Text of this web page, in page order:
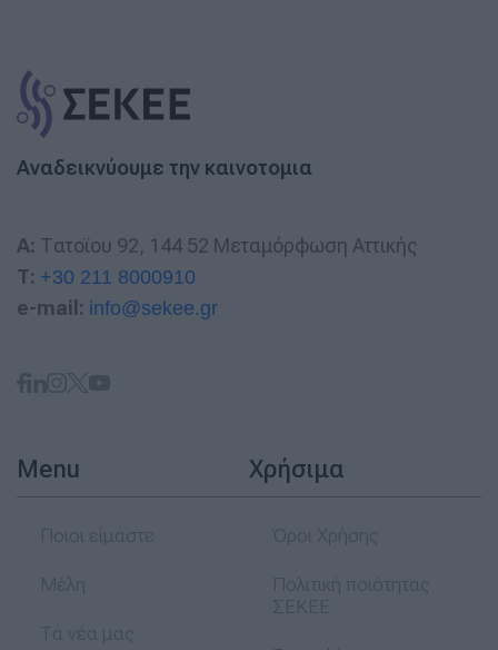
Αναδεικνύουμε την καινοτομια
A: Τατοϊου 92, 144 52 Μεταμόρφωση Αττικής
T: +30 211 8000910
e-mail: info@sekee.gr
Menu Χρήσιμα